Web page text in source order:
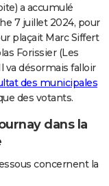
a accumulé
7 juillet 2024, pour
plaçait Marc Siffert
Forissier (Les
va désormais falloir
des municipales
des votants.
dans la
concernent la